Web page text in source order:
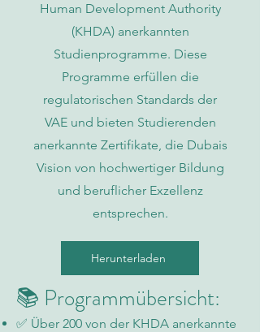
Human Development Authority
(KHDA) anerkannten
Studienprogramme. Diese
Programme erfüllen die
regulatorischen Standards der
VAE und bieten Studierenden
anerkannte Zertifikate, die Dubais
Vision von hochwertiger Bildung
und beruflicher Exzellenz
entsprechen.
Herunterladen
📚 Programmübersicht:
✅ Über 200 von der KHDA anerkannte